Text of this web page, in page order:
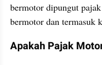
bermotor dipungut
bermotor dan termasuk
Apakah Pajak